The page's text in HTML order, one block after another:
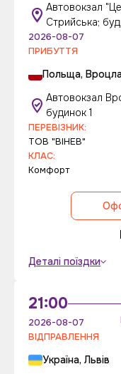
Автовокзал
Стрийська;
2026-08-07
ПРИБУТТЯ
Польща,
Автовокзал
будинок 1
ПЕРЕВІЗНИК:
ТОВ "ВІНЕВ"
КЛАС:
Комфорт
Деталі поїздки
21:00
2026-08-07
ВІДПРАВЛЕННЯ
Україна, Львів